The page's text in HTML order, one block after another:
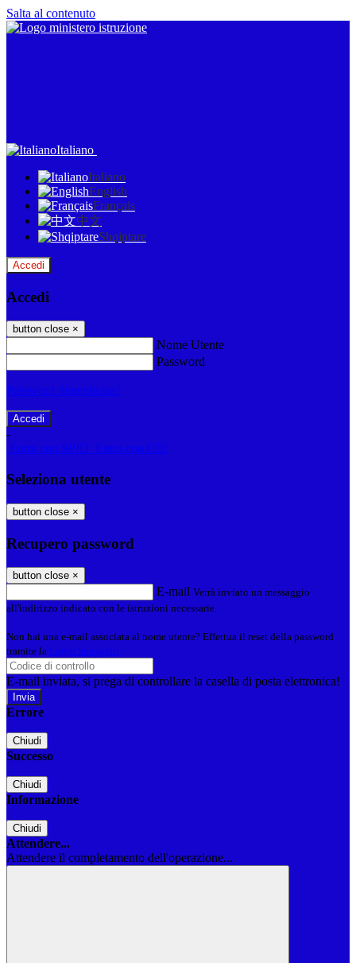
Salta al contenuto
Italiano
Italiano
English
Français
中文
Shqiptare
Accedi
Accedi
button close ×
Nome Utente
Password
Password dimenticata?
-
Entra con SPID
Entra con CIE
Seleziona utente
button close ×
Recupero password
button close ×
E-mail Verrà inviato un messaggio
all'indirizzo indicato con le istruzioni necessarie.
Non hai una e-mail associata al nome utente? Effettua il reset della password
tramite la Login Spaggiari
E-mail inviata, si prega di controllare la casella di posta elettronica!
Errore
Chiudi
Successo
Chiudi
Informazione
Chiudi
Attendere...
Attendere il completamento dell'operazione...